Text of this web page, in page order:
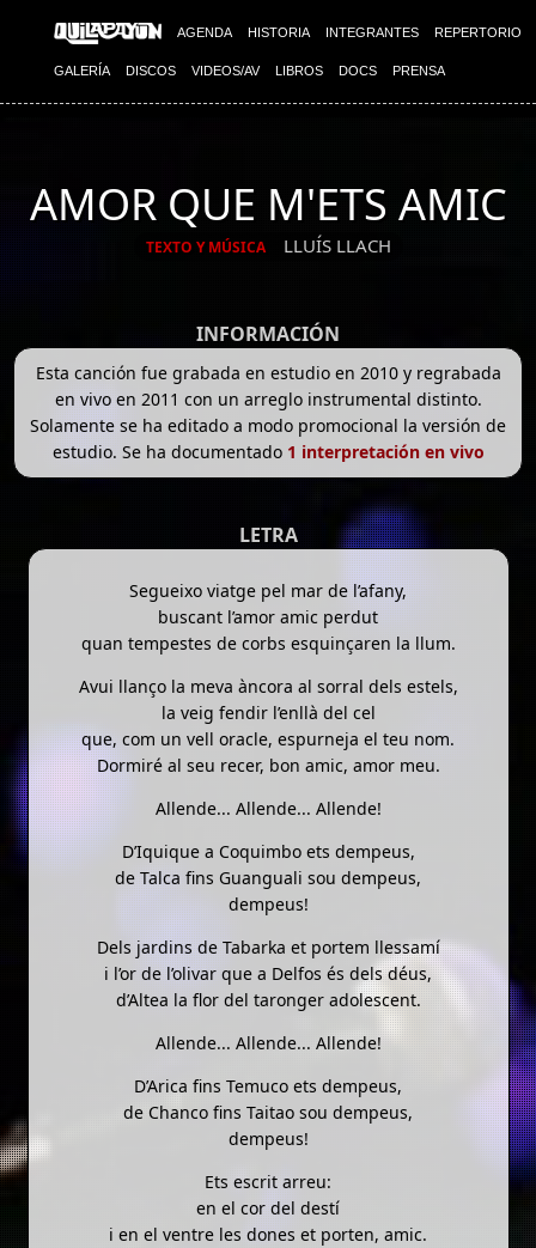
AGENDA HISTORIA INTEGRANTES REPERTORIO
GALERÍA DISCOS VIDEOS/AV LIBROS DOCS PRENSA
AMOR QUE M'ETS AMIC
TEXTO Y MÚSICA LLUÍS LLACH
INFORMACIÓN
Esta canción fue grabada en estudio en 2010 y regrabada
en vivo en 2011 con un arreglo instrumental distinto.
Solamente se ha editado a modo promocional la versión de
estudio. Se ha documentado 1 interpretación en vivo
LETRA
Segueixo viatge pel mar de l’afany,
buscant l’amor amic perdut
quan tempestes de corbs esquinçaren la llum.
Avui llanço la meva àncora al sorral dels estels,
la veig fendir l’enllà del cel
que, com un vell oracle, espurneja el teu nom.
Dormiré al seu recer, bon amic, amor meu.
Allende... Allende... Allende!
D’Iquique a Coquimbo ets dempeus,
de Talca fins Guanguali sou dempeus,
dempeus!
Dels jardins de Tabarka et portem llessamí
i l’or de l’olivar que a Delfos és dels déus,
d’Altea la flor del taronger adolescent.
Allende... Allende... Allende!
D’Arica fins Temuco ets dempeus,
de Chanco fins Taitao sou dempeus,
dempeus!
Ets escrit arreu:
en el cor del destí
i en el ventre les dones et porten, amic.